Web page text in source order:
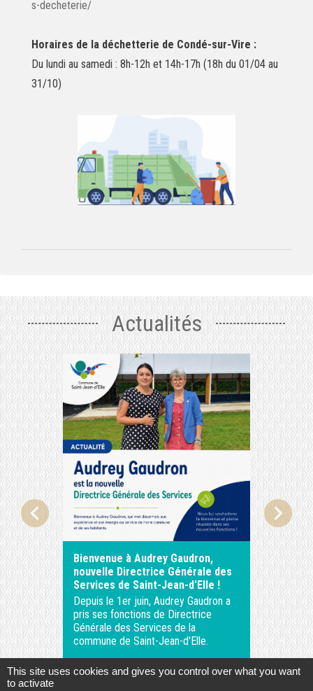
s-decheterie/
Horaires de la déchetterie de Condé-sur-Vire :
Du lundi au samedi : 8h-12h et 14h-17h (18h du 01/04 au
31/10)
Actualités
Bienvenue à Audrey Gaudron,
nouvelle Directrice Générale des
Services de Saint-Jean-d'Elle !
Depuis le 1er juin, Audrey Gaudron a
pris ses fonctions de Directrice
Générale des Services de la
commune de Saint-Jean-d'Elle.
chevron_left chevron_right
This site uses cookies and gives you control over what you want
to activate